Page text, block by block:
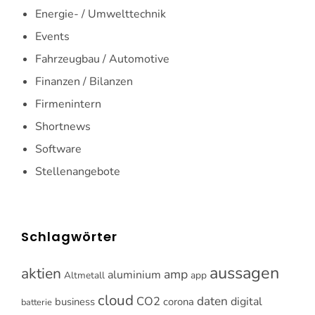
Energie- / Umwelttechnik
Events
Fahrzeugbau / Automotive
Finanzen / Bilanzen
Firmenintern
Shortnews
Software
Stellenangebote
Schlagwörter
aktien Altmetall aluminium amp app aussagen
batterie business cloud CO2 corona daten digital